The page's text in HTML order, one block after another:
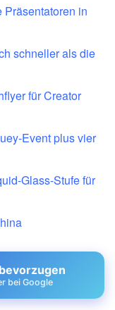
Präsentatoren in
schneller als die
für Creator
Event plus vier
Glass-Stufe für
bei Google